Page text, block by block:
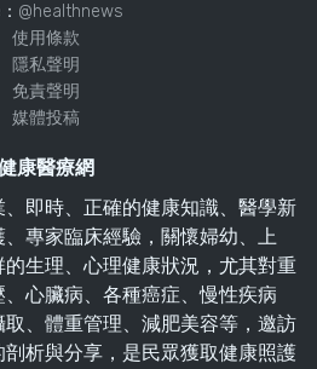
@healthnews
使用條款
隱私聲明
免責聲明
媒體投稿
康醫療網
即時、正確的健康知識、醫學新
專家臨床經驗，關懷婦幼、上
生理、心理健康狀況，尤其對重
心臟病、各種癌症、慢性疾病
、體重管理、減肥美容等，邀訪
析與分享，是民眾獲取健康照護